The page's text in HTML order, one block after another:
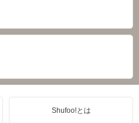
Shufoo!とは